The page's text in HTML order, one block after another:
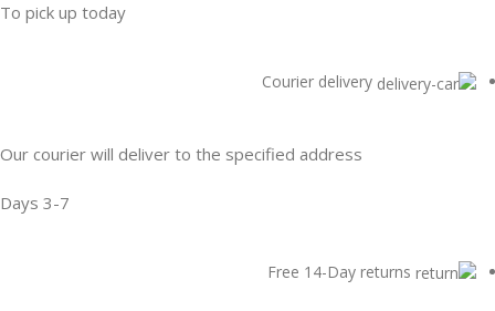
To pick up today
Courier delivery
Our courier will deliver to the specified address
3-7 Days
Free 14-Day returns